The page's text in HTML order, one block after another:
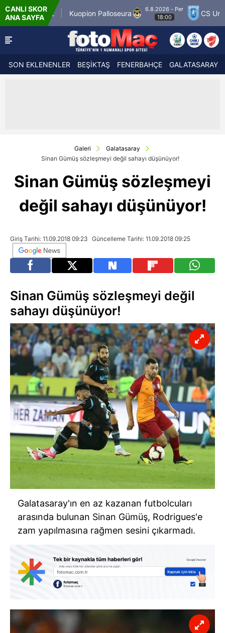
CANLI SKOR
ANA SAYFA
12 Kuopion Palloseura
6.8.2026 - Per
18:00
CS Universitatea
SON EKLENENLER BEŞİKTAŞ FENERBAHÇE GALATASARAY
Galeri
Galatasaray
Sinan Gümüş sözleşmeyi değil sahayı düşünüyor!
Sinan Gümüş sözleşmeyi
değil sahayı düşünüyor!
Giriş Tarihi: 11.09.2018 09:23 Güncelleme Tarihi: 11.09.2018 09:25
Sinan Gümüş sözleşmeyi değil
sahayı düşünüyor!
Galatasaray'ın en az kazanan futbolcuları
arasında bulunan Sinan Gümüş, Rodrigues'e
zam yapılmasına rağmen sesini çıkarmadı.